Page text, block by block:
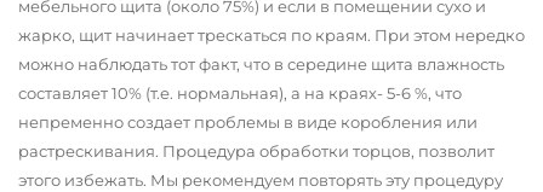
мебельного щита (около 75%) и если в помещении сухо и
жарко, щит начинает трескаться по краям. При этом нередко
можно наблюдать тот факт, что в середине щита влажность
составляет 10% (т.е. нормальная), а на краях- 5-6 %, что
непременно создает проблемы в виде коробления или
растрескивания. Процедура обработки торцов, позволит
этого избежать. Мы рекомендуем повторять эту процедуру